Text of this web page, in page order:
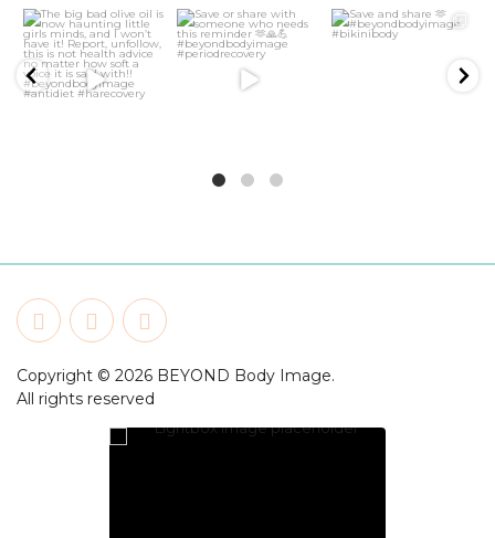
21 2 5 1 6 1
Copyright © 2026 BEYOND Body Image.
All rights reserved